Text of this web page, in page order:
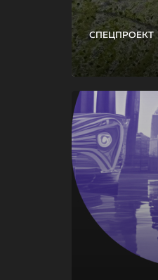
СПЕЦПРОЕКТ